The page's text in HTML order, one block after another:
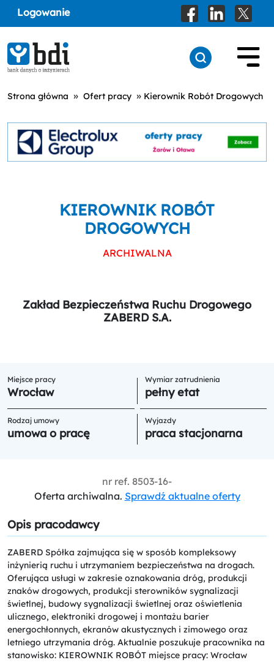
Logowanie
Strona główna » Ofert pracy » Kierownik Robót Drogowych
KIEROWNIK ROBÓT
DROGOWYCH
ARCHIWALNA
Zakład Bezpieczeństwa Ruchu Drogowego
ZABERD S.A.
Miejsce pracy
Wrocław
Wymiar zatrudnienia
pełny etat
Rodzaj umowy
umowa o pracę
Wyjazdy
praca stacjonarna
nr ref. 8503-16-
Oferta archiwalna. Sprawdź aktualne oferty
Opis pracodawcy
ZABERD Spółka zajmująca się w sposób kompleksowy
inżynierią ruchu i utrzymaniem bezpieczeństwa na drogach.
Oferująca usługi w zakresie oznakowania dróg, produkcji
znaków drogowych, produkcji sterowników sygnalizacji
świetlnej, budowy sygnalizacji świetlnej oraz oświetlenia
ulicznego, elektroniki drogowej i montażu barier
energochłonnych, ekranów akustycznych i zimowego oraz
letniego utrzymania dróg. Aktualnie poszukuje pracownika na
stanowisko: KIEROWNIK ROBÓT miejsce pracy: Wrocław